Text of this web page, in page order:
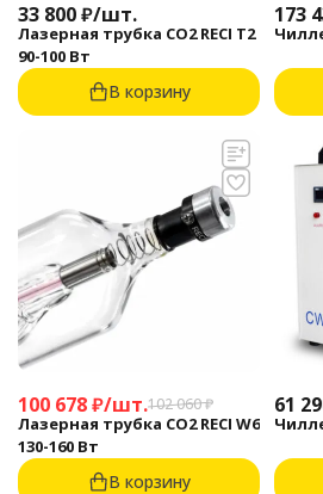
33 800₽/шт.
Лазерная трубка CO2 RECI T2
90-100 Вт
В корзину
173
100 678₽/шт.102 060₽
Лазерная трубка CO2 RECI W6
130-160 Вт
В корзину
61